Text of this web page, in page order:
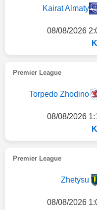
Kairat Almaty
08/08/2026
Premier League
Torpedo Zhodino
08/08/2026
Premier League
Zhetysu
08/08/2026